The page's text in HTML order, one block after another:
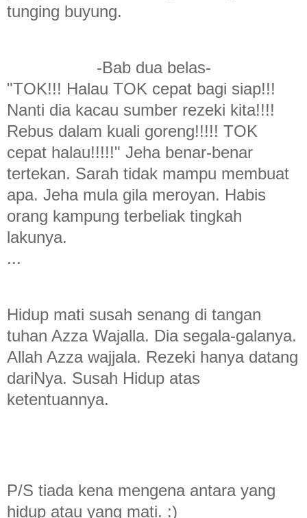
tunging buyung.
-Bab dua belas-
"TOK!!! Halau TOK cepat bagi siap!!!
Nanti dia kacau sumber rezeki kita!!!!
Rebus dalam kuali goreng!!!!! TOK
cepat halau!!!!!" Jeha benar-benar
tertekan. Sarah tidak mampu membuat
apa. Jeha mula gila meroyan. Habis
orang kampung terbeliak tingkah
lakunya.
...
Hidup mati susah senang di tangan
tuhan Azza Wajalla. Dia segala-galanya.
Allah Azza wajjala. Rezeki hanya datang
dariNya. Susah Hidup atas
ketentuannya.
P/S tiada kena mengena antara yang
hidup atau yang mati. :)